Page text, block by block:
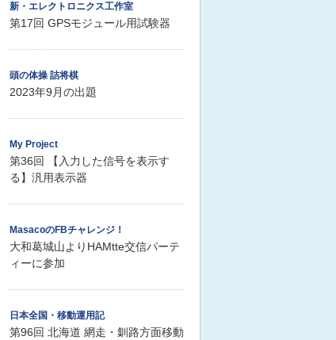
新・エレクトロニクス工作室
第17回 GPSモジュール用試験器
頭の体操 詰将棋
2023年9月の出題
My Project
第36回 【入力した信号を表示す
る】汎用表示器
MasacoのFBチャレンジ！
大和葛城山よりHAMtte交信パーテ
ィーに参加
日本全国・移動運用記
第96回 北海道 網走・釧路方面移動